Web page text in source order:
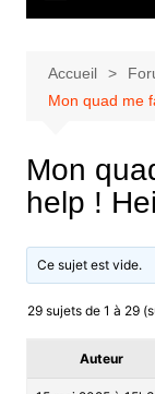
Accueil
Mon quad me
Mon
help !
Ce sujet est vide.
29 sujets de 1 à 29
Auteur